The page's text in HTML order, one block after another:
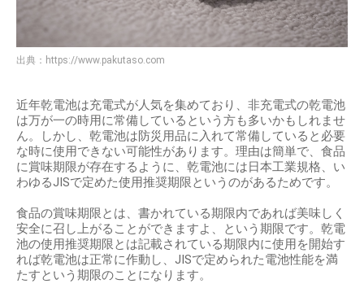
出典： https://www.pakutaso.com
近年乾電池は充電式が人気を集めており、非充電式の乾電池
は万が一の時用に常備しているという方も多いかもしれませ
ん。しかし、乾電池は防災用品に入れて常備していると必要
な時に使用できない可能性があります。理由は簡単で、食品
に賞味期限が存在するように、乾電池には日本工業規格、い
わゆるJISで定めた使用推奨期限というのがあるためです。
食品の賞味期限とは、書かれている期限内であれば美味しく
安全に召し上がることができますよ、という期限です。乾電
池の使用推奨期限とは記載されている期限内に使用を開始す
れば乾電池は正常に作動し、JISで定められた電池性能を満
たすという期限のことになります。